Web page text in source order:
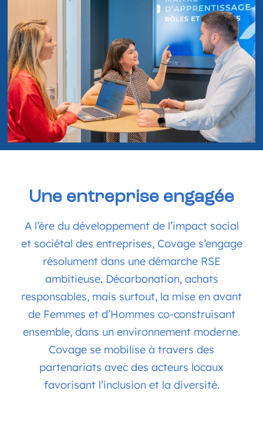
Une entreprise engagée
A l’ère du développement de l’impact social
et sociétal des entreprises, Covage s’engage
résolument dans une démarche RSE
ambitieuse. Décarbonation, achats
responsables, mais surtout, la mise en avant
de Femmes et d’Hommes co-construisant
ensemble, dans un environnement moderne.
Covage se mobilise à travers des
partenariats avec des acteurs locaux
favorisant l’inclusion et la diversité.